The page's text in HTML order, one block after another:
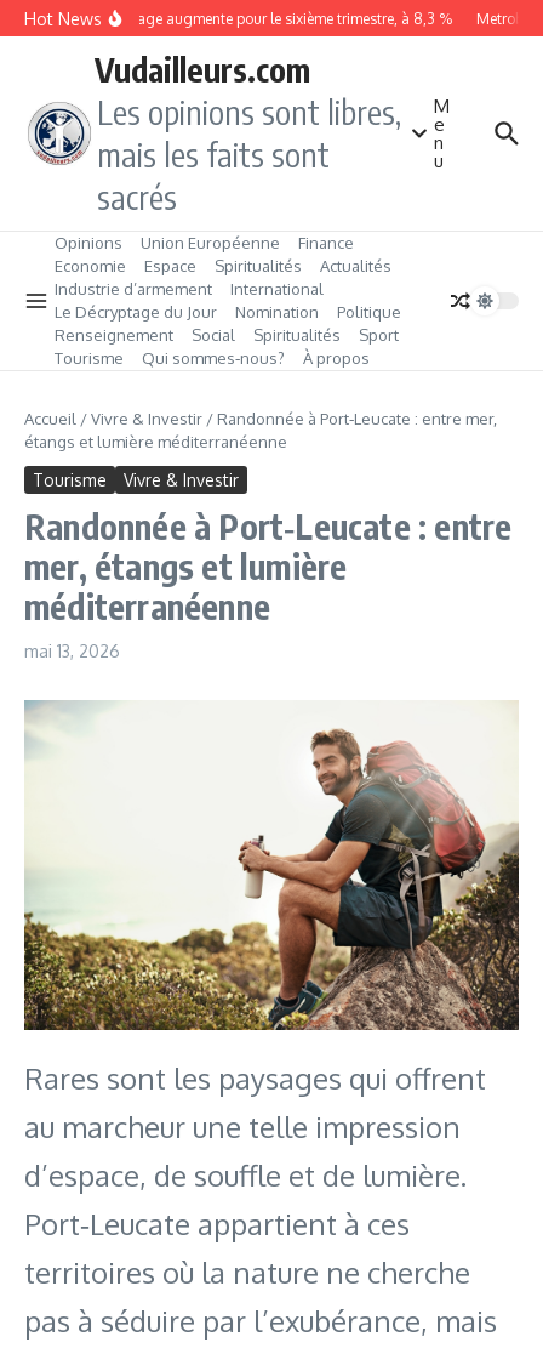
Aller au contenu
Hot NewsLe chômage augmente pour le sixième trimestre, à 8,3 % Metrobus
Vudailleurs.com
Les opinions sont libres,
mais les faits sont
sacrés
M
e
n
u
Opinions Union Européenne
Finance
Economie
Espace Spiritualités
Actualités
Industrie d’armement
International
Le Décryptage du Jour
Nomination
Politique
Renseignement
Social Spiritualités
Sport
Tourisme
Qui sommes‑nous? À propos
Accueil /Vivre & Investir / Randonnée à Port‑Leucate : entre mer,
étangs et lumière méditerranéenne
Tourisme Vivre & Investir
Randonnée à Port‑Leucate : entre
mer, étangs et lumière
méditerranéenne
mai 13, 2026
Rares sont les paysages qui offrent
au marcheur une telle impression
d’espace, de souffle et de lumière.
Port‑Leucate appartient à ces
territoires où la nature ne cherche
pas à séduire par l’exubérance, mais